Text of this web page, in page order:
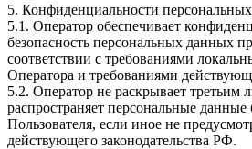
5. Конфиденциальности
5.1. Оператор обеспечивает
безопасность персональных данных
соответствии с требованиями
Оператора и требованиями
5.2. Оператор не раскрывает третьим
распространяет персональные данные
Пользователя, если иное не
действующего законодательства РФ.